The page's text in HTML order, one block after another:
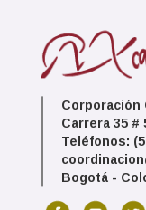
Corporación
Carrera 35 #
Teléfonos:
Bogotá -